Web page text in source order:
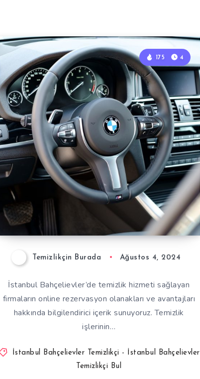
175 4
Temizlikçin Burada Ağustos 4, 2024
İstanbul Bahçelievler’de temizlik hizmeti sağlayan
firmaların online rezervasyon olanakları ve avantajları
hakkında bilgilendirici içerik sunuyoruz. Temizlik
işlerinin…
İstanbul Bahçelievler Temizlikçi - İstanbul Bahçelievler
Temizlikçi Bul